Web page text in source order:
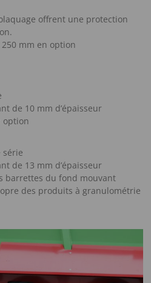
offrent une protection
mm en option
de 10 mm d’épaisseur
option
série
de 13 mm d’épaisseur
barrettes du fond mouvant
des produits à granulométrie